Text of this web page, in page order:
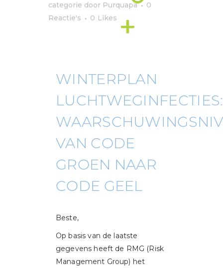
categorie door Purquapa
0
Reactie's
0 Likes
WINTERPLAN
LUCHTWEGINFECTIES:
VAN CODE
GROEN NAAR
CODE GEEL
Beste,
Op basis van de laatste
gegevens heeft de RMG (Risk
Management Group) het